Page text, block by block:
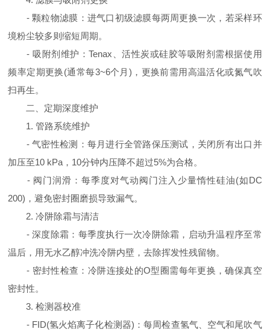
- 颗粒物滤膜：进气口初级滤膜每两周更换一次，若采样环
境粉尘较多则缩短周期。
- 吸附剂维护：Tenax、活性炭或硅胶等吸附剂需根据使用
频率定期更换(通常每3~6个月)，更换前需用高温活化或氮气吹
扫再生。
二、定期深度维护
1. 管路系统维护
- 气密性检测：每月进行全管路保压测试，关闭所有出口并
加压至10 kPa，10分钟内压降不超过5%为合格。
- 阀门润滑：每季度对气动阀门注入少量惰性硅油(如DC
200)，避免密封圈磨损导致漏气。
2. 冷阱除霜与清洁
- 深度除霜：每季度执行一次冷阱除霜，启动升温程序至常
温后，用无水乙醇冲洗冷阱内壁，去除挥发性残留物。
- 密封性检查：冷阱连接处的O型圈需每年更换，确保真空
密封性。
3. 检测器校准
- FID(氢火焰离子化检测器)：每周检查氢气、空气和尾吹气